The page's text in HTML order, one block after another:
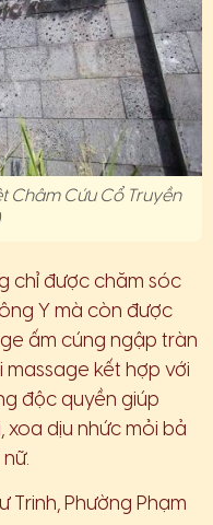
Châm Cứu Cổ Truyền
chỉ được chăm sóc
Y mà còn được
ấm cúng ngập tràn
kết hợp với
độc quyền giúp
dịu nhức mỏi bả
Trinh, Phường Phạm